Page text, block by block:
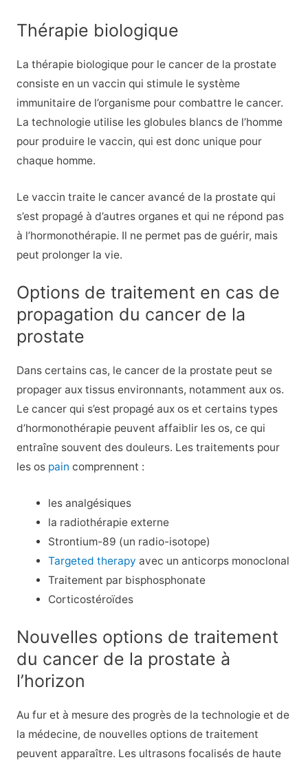
Thérapie biologique
La thérapie biologique pour le cancer de la prostate
consiste en un vaccin qui stimule le système
immunitaire de l’organisme pour combattre le cancer.
La technologie utilise les globules blancs de l’homme
pour produire le vaccin, qui est donc unique pour
chaque homme.
Le vaccin traite le cancer avancé de la prostate qui
s’est propagé à d’autres organes et qui ne répond pas
à l’hormonothérapie. Il ne permet pas de guérir, mais
peut prolonger la vie.
Options de traitement en cas de
propagation du cancer de la
prostate
Dans certains cas, le cancer de la prostate peut se
propager aux tissus environnants, notamment aux os.
Le cancer qui s’est propagé aux os et certains types
d’hormonothérapie peuvent affaiblir les os, ce qui
entraîne souvent des douleurs. Les traitements pour
les os pain comprennent :
les analgésiques
la radiothérapie externe
Strontium-89 (un radio-isotope)
Targeted therapy avec un anticorps monoclonal
Traitement par bisphosphonate
Corticostéroïdes
Nouvelles options de traitement
du cancer de la prostate à
l’horizon
Au fur et à mesure des progrès de la technologie et de
la médecine, de nouvelles options de traitement
peuvent apparaître. Les ultrasons focalisés de haute